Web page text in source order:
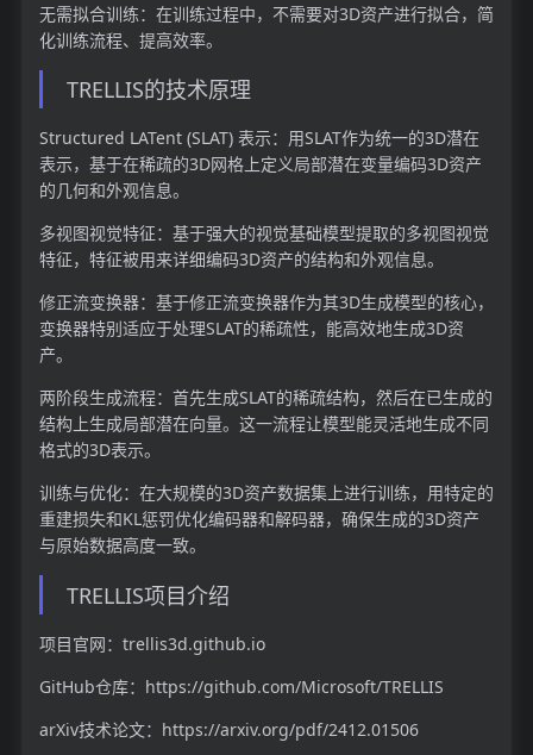
无需拟合训练：在训练过程中，不需要对3D资产进行拟合，简
化训练流程、提高效率。
TRELLIS的技术原理
Structured LATent (SLAT) 表示：用SLAT作为统一的3D潜在
表示，基于在稀疏的3D网格上定义局部潜在变量编码3D资产
的几何和外观信息。
多视图视觉特征：基于强大的视觉基础模型提取的多视图视觉
特征，特征被用来详细编码3D资产的结构和外观信息。
修正流变换器：基于修正流变换器作为其3D生成模型的核心，
变换器特别适应于处理SLAT的稀疏性，能高效地生成3D资
产。
两阶段生成流程：首先生成SLAT的稀疏结构，然后在已生成的
结构上生成局部潜在向量。这一流程让模型能灵活地生成不同
格式的3D表示。
训练与优化：在大规模的3D资产数据集上进行训练，用特定的
重建损失和KL惩罚优化编码器和解码器，确保生成的3D资产
与原始数据高度一致。
TRELLIS项目介绍
项目官网：trellis3d.github.io
GitHub仓库：https://github.com/Microsoft/TRELLIS
arXiv技术论文：https://arxiv.org/pdf/2412.01506